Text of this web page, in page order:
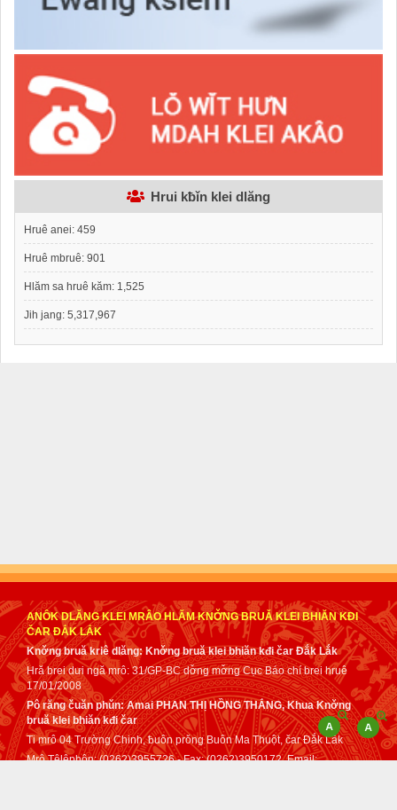
Hrui kƀǐn klei dlăng
Hruê anei: 459
Hruê mbruê: 901
Hlăm sa hruê kăm: 1,525
Jih jang: 5,317,967
ANÔK DLĂNG KLEI MRÂO HLĂM KNƠ̌NG BRUǍ KLEI BHIĂN KĐI
ČAR ĐẮK LẮK
Knơ̌ng bruă kriê dlăng: Knơ̌ng bruă klei bhiăn kđi čar Đắk Lắk
Hră brei dưi ngă mrô: 31/GP-BC dơ̌ng mơ̌ng Cục Báo chí brei hruê
17/01/2008
Pô răng čuăn phǔn: Amai PHAN THỊ HỒNG THẮNG, Khua Knơ̌ng
bruă klei bhiăn kđi čar
Ti mrô 04 Trường Chinh, ƀuôn prǒng Buôn Ma Thuột, čar Đắk Lắk
Mrô Têlêphôn: (0262)3955726 - Fax: (0262)3950172. Email: